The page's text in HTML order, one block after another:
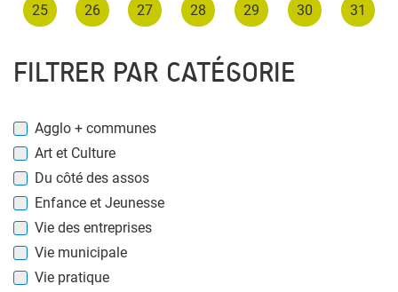
25 26 27 28 29 30 31
FILTRER PAR CATÉGORIE
Agglo + communes
Art et Culture
Du côté des assos
Enfance et Jeunesse
Vie des entreprises
Vie municipale
Vie pratique